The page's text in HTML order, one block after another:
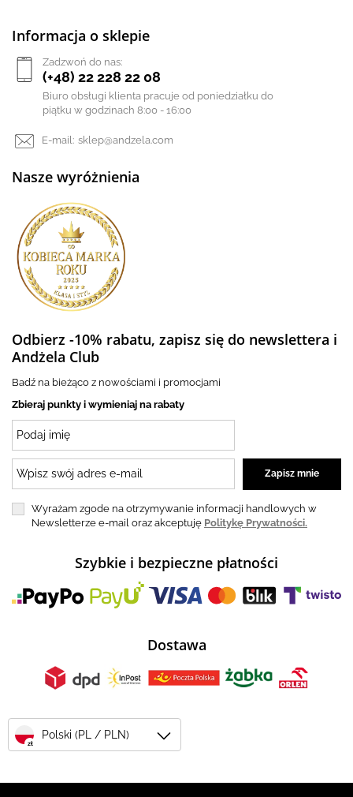
Informacja o sklepie
Zadzwoń do nas:
(+48) 22 228 22 08
Biuro obsługi klienta pracuje od poniedziałku do
piątku w godzinach 8:00 - 16:00
E-mail: sklep@andzela.com
Nasze wyróżnienia
Odbierz -10% rabatu, zapisz się do newslettera i
Andżela Club
Badź na bieżąco z nowościami i promocjami
Zbieraj punkty i wymieniaj na rabaty
Wyrażam zgode na otrzymywanie informacji handlowych w
Newsletterze e-mail oraz akceptuję Politykę Prywatności.
Szybkie i bezpieczne płatności
Dostawa
zł
Polski (PL / PLN)